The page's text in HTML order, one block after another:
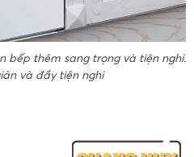
bếp thêm sang trọng và tiện nghi.
và đầy tiện nghi